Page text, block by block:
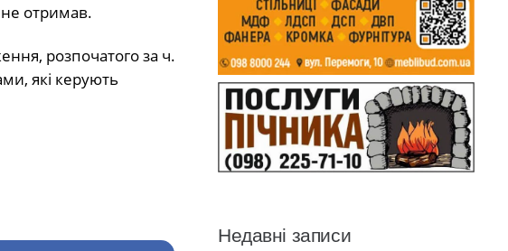
не отримав.
розпочатого за ч.
які керують
Недавні записи